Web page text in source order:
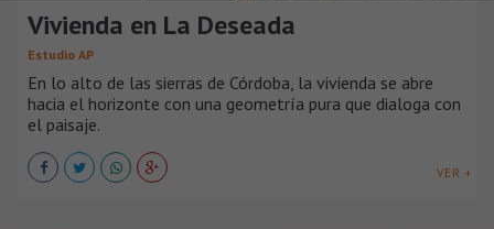
Vivienda en La Deseada
Estudio AP
En lo alto de las sierras de Córdoba, la vivienda se abre
hacia el horizonte con una geometría pura que dialoga con
el paisaje.
VER +